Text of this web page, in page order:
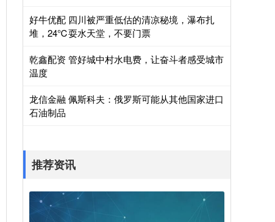
好牛优配 四川被严重低估的清凉秘境，瀑布扎
堆，24℃耍水天堂，不要门票
乾鑫配资 管好城中村水电费，让奋斗者感受城市
温度
龙信金融 佩斯科夫：俄罗斯可能从其他国家进口
石油制品
推荐资讯